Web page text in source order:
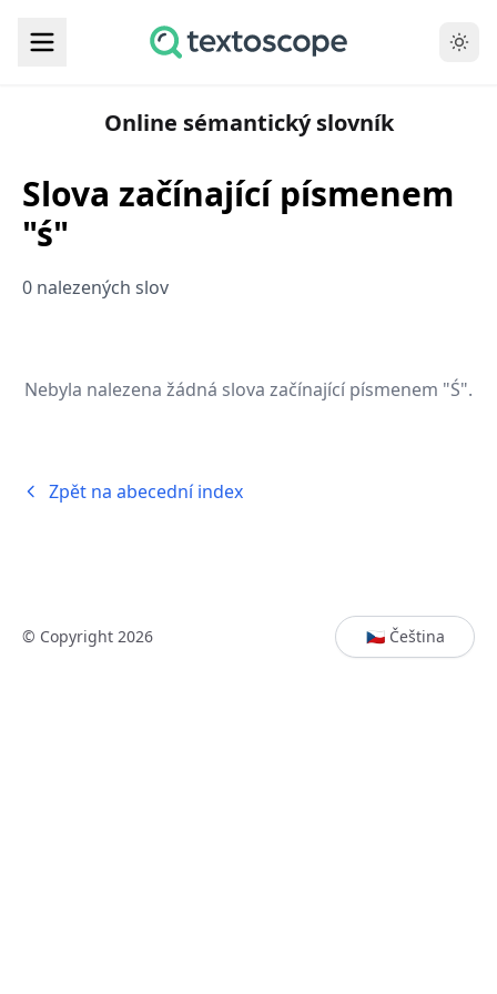
Online sémantický slovník
Slova začínající písmenem
"ś"
0 nalezených slov
Nebyla nalezena žádná slova začínající písmenem "Ś".
Zpět na abecední index
© Copyright 2026